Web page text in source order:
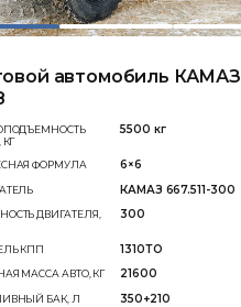
автомобиль КАМАЗ
КГ
5500 кг
ФОРМУЛА 6×6
КАМАЗ 667.511-300
ДВИГАТЕЛЯ,
300
КПП 1310ТО
МАССА АВТО, КГ 21600
БАК, Л 350+210